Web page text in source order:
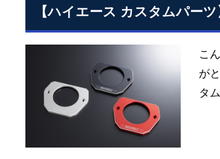
【ハイエース カスタムパー
こ
が
タ